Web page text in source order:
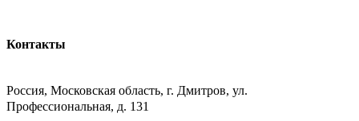
Контакты
Россия, Московская область, г. Дмитров, ул.
Профессиональная, д. 131